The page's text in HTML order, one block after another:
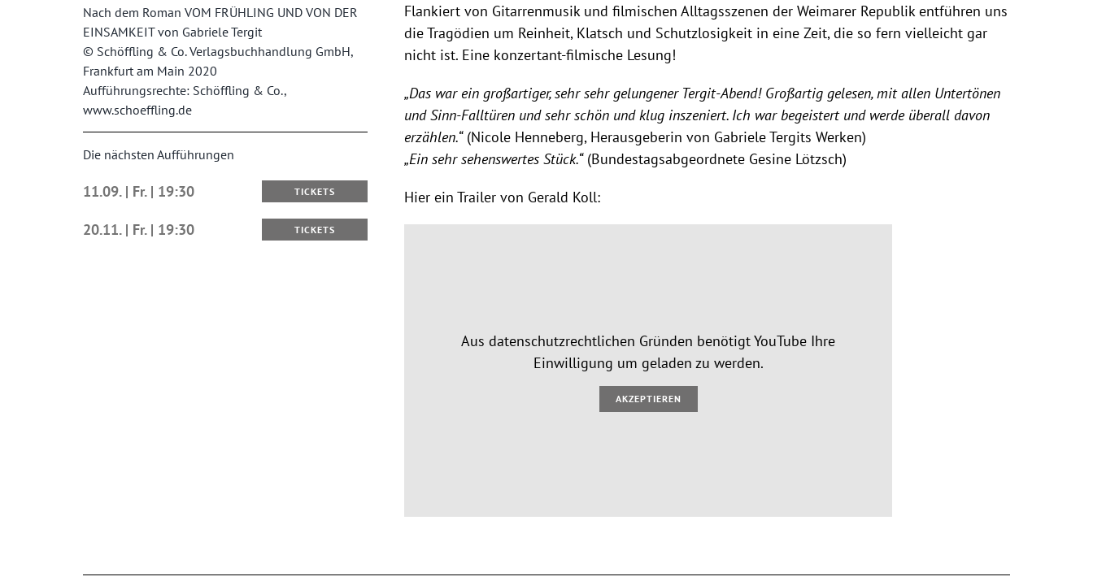
Nach dem Roman VOM FRÜHLING UND VON DER
EINSAMKEIT von Gabriele Tergit
© Schöffling & Co. Verlagsbuchhandlung GmbH,
Frankfurt am Main 2020
Aufführungsrechte: Schöffling & Co.,
www.schoeffling.de
Die nächsten Aufführungen
11.09. | Fr. | 19:30 TICKETS
20.11. | Fr. | 19:30 TICKETS
Flankiert von Gitarrenmusik und filmischen Alltagsszenen der Weimarer Republik entführen uns
die Tragödien um Reinheit, Klatsch und Schutzlosigkeit in eine Zeit, die so fern vielleicht gar
nicht ist. Eine konzertant-filmische Lesung!
„Das war ein großartiger, sehr sehr gelungener Tergit-Abend! Großartig gelesen, mit allen Untertönen
und Sinn-Falltüren und sehr schön und klug inszeniert. Ich war begeistert und werde überall davon
erzählen.“(Nicole Henneberg, Herausgeberin von Gabriele Tergits Werken)
„Ein sehr sehenswertes Stück.“(Bundestagsabgeordnete Gesine Lötzsch)
Hier ein Trailer von Gerald Koll:
Aus datenschutzrechtlichen Gründen benötigt YouTube Ihre
Einwilligung um geladen zu werden.
AKZEPTIEREN